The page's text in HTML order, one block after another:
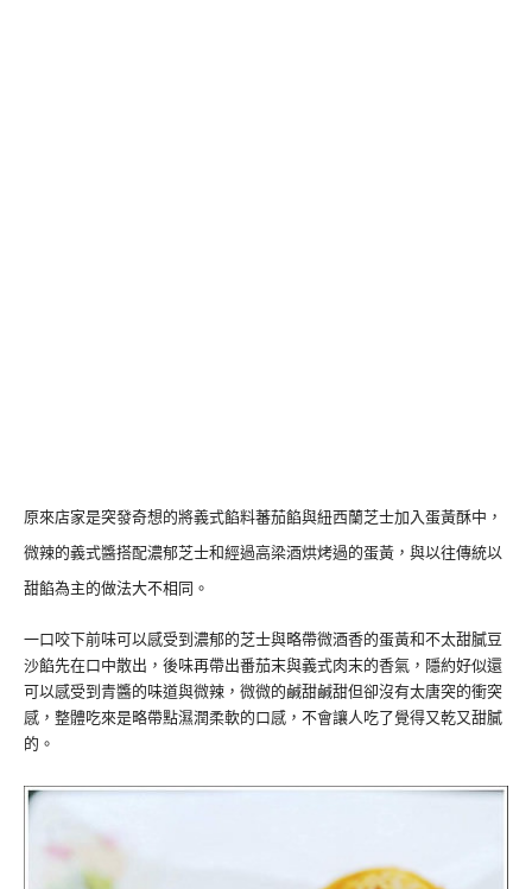
原來店家是突發奇想的將義式餡料蕃茄餡與紐西蘭芝士加入蛋黃酥中，
微辣的義式醬搭配濃郁芝士和經過高梁酒烘烤過的蛋黃，與以往傳統以
甜餡為主的做法大不相同。
一口咬下前味可以感受到濃郁的芝士與略帶微酒香的蛋黃和不太甜膩豆
沙餡先在口中散出，後味再帶出番茄末與義式肉末的香氣，隱約好似還
可以感受到青醬的味道與微辣，微微的鹹甜鹹甜但卻沒有太唐突的衝突
感，整體吃來是略帶點濕潤柔軟的口感，不會讓人吃了覺得又乾又甜膩
的。